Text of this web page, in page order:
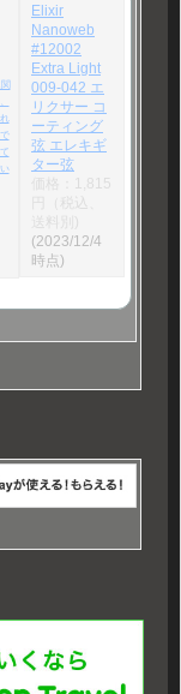
Elixir
Nanoweb
#12002
Extra Light
009-042 エ
リクサー コ
ーティング
弦 エレキギ
ター弦
価格：1,815
円（税込、
(2023/12/4
時点)